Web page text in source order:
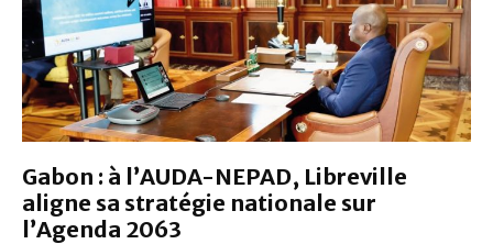
Gabon : à l’AUDA-NEPAD, Libreville
aligne sa stratégie nationale sur
l’Agenda 2063